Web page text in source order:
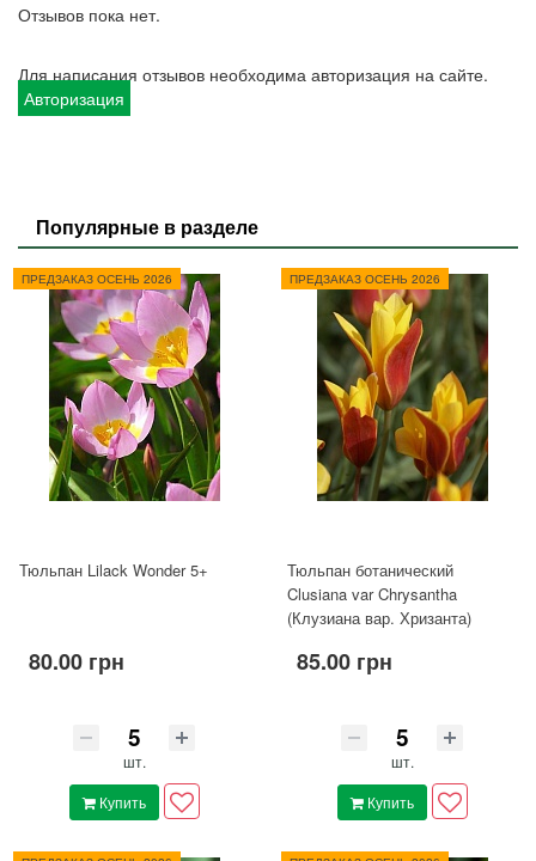
Отзывов пока нет.
Для написания отзывов необходима авторизация на сайте.
Авторизация
Популярные в разделе
ПРЕДЗАКАЗ ОСЕНЬ 2026
Тюльпан Lilack Wonder 5+
80.00 грн
шт.
Купить
ПРЕДЗАКАЗ ОСЕНЬ 2026
Тюльпан ботанический
Clusiana var Chrysantha
(Клузиана вар. Хризанта)
85.00 грн
шт.
Купить